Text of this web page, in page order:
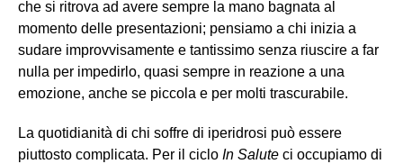
che si ritrova ad avere sempre la mano bagnata al
momento delle presentazioni; pensiamo a chi inizia a
sudare improvvisamente e tantissimo senza riuscire a far
nulla per impedirlo, quasi sempre in reazione a una
emozione, anche se piccola e per molti trascurabile.
La quotidianità di chi soffre di iperidrosi può essere
piuttosto complicata. Per il ciclo In Salute ci occupiamo di